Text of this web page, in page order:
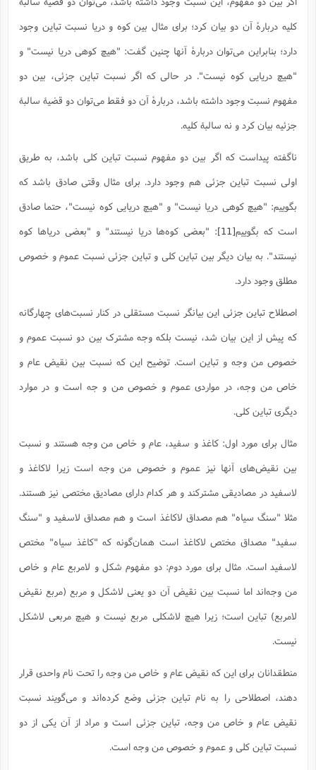
کلیه دربارۀ آن دو بیان کرد؛ برای مثال بین کوه و دریا نسبت تباین وجود
دارد؛ بنابراین می‌توان دربارۀ آنها چنین گفت: "هیچ کوهی دریا نیست" و
"هیچ دریایی کوه نیست". در حالی که اگر نسبت تباین جزئی، بین دو
مفهوم نسبت وجود داشته باشد، دربارۀ آن دو فقط می‌توان دو قضیۀ سالبۀ
جزئیه بیان کرد و نه سالبۀ کلیه.
ناگفته پیداست که اگر بین دو مفهوم نسبت تباین کلی باشد، به طریق
اولی نسبت تباین جزئی هم وجود دارد. برای مثال وقتی صادق باشد که
بگوییم: "هیچ کوهی دریا نیست" و "هیچ دریایی کوه نیست"، حتما صادق
است که بگوییم[11]
: "بعضی کوه‌ها دریا نیستند" و "بعضی دریاها کوه
نیستند". به بیان دیگر بین تباین کلی و تباین جزئی نسبت عموم و خصوص
مطلق وجود دارد.
اصطلاح تباین جزئی این بیانگر نسبت مستقلی در کنار نسبت‌های چهارگانه
که پیش از این بیان شد، نیست بلکه وجه مشترک بین دو نسبت عموم و
خصوص من وجه و تباین است. توضیح این که نسبت بین نقیض عام و
خاص من وجه، در مواردی عموم و خصوص من و جه است و در موارد
دیگری تباین کلی.
مثال برای مورد اول: کاغذ و سفید، عام و خاص من وجه هستند و نسبت
بین نقیض‌های آنها نیز عموم و خصوص من وجه است زیرا لاکاغذ و
لاسفید در مصادیقی مشترکند و هر کدام دارای مصادیق مختصی نیز هستند.
مثلا "سنگ سیاه" هم مصداق لاکاغذ است و هم مصداق لاسفید و "سنگ
سفید" مصداق مختص لاکاغذ است همان‌گونه که "کاغذ سیاه" مختص
لاسفید است. مثال برای مورد دوم: دو مفهوم شکل و لامربع عام و خاص
من وجه‌اند اما نسبت بین نقیض آن دو یعنی لاشکل و مربع (مربع نقیض
لامربع) تباین است؛ زیرا هیچ لاشکلی مربع نیست و هیچ مربعی لاشکل
نیست.
منطقدانان برای این که نقیض عام و خاص من وجه را تحت نام واحدی قرار
دهند، اصطلاحی را به نام تباین جزئی وضع کرده‌اند و می‌گویند نسبت
نقیض عام و خاص من وجه، تباین جزئی است و مراد از آن یکی از دو
نسبت تباین کلی و عموم و خصوص من وجه است.